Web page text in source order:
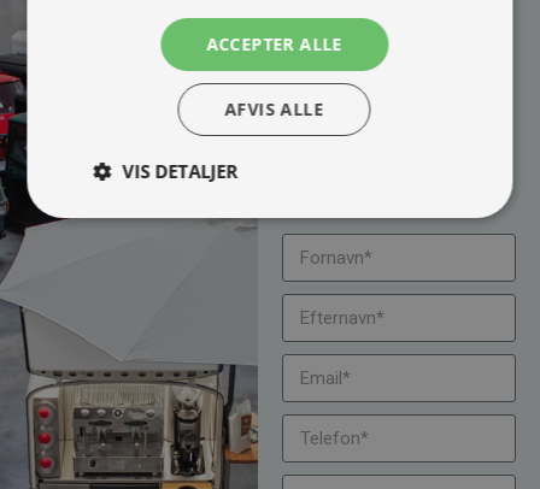
bestilling og kan
skræddersy løsningen
100% efter dine behov.
Udfyld formularen og
ACCEPTER ALLE
AFVIS ALLE
VIS DETALJER